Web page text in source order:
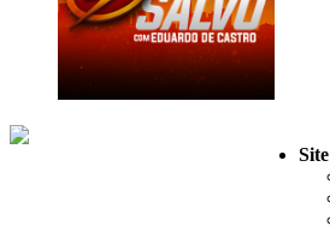
Site